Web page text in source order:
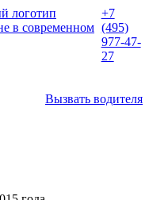
+7
(495)
977-47-
27
Вызвать водителя